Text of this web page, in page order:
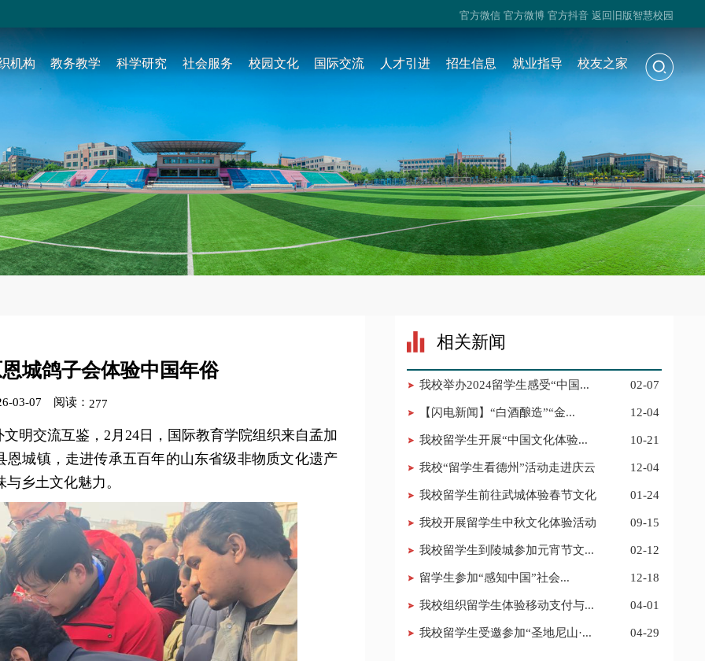
官方微信 官方微博 官方抖音 返回旧版智慧校园
机构 教务教学 科学研究 社会服务 校园文化 国际交流 人才引进 招生信息 就业指导 校友之家
城鸽子会体验中国年俗
03-07 阅读： 277
明交流互鉴，2月24日，国际教育学院组织来自孟加
城镇，走进传承五百年的山东省级非物质文化遗产
乡土文化魅力。
相关新闻
我校举办2024留学生感受“中国... 02-07
【闪电新闻】“白酒酿造”“金... 12-04
我校留学生开展“中国文化体验... 10-21
我校“留学生看德州”活动走进庆云 12-04
我校留学生前往武城体验春节文化 01-24
我校开展留学生中秋文化体验活动 09-15
我校留学生到陵城参加元宵节文... 02-12
​留学生参加“感知中国”社会... 12-18
我校组织留学生体验移动支付与... 04-01
我校留学生受邀参加“圣地尼山·... 04-29